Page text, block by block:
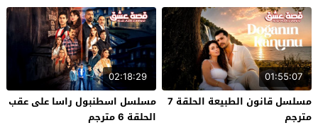
01:55:07
مسلسل قانون الطبيعة الحلقة 7
مترجم
02:18:29
مسلسل اسطنبول راسا على عقب
الحلقة 6 مترجم